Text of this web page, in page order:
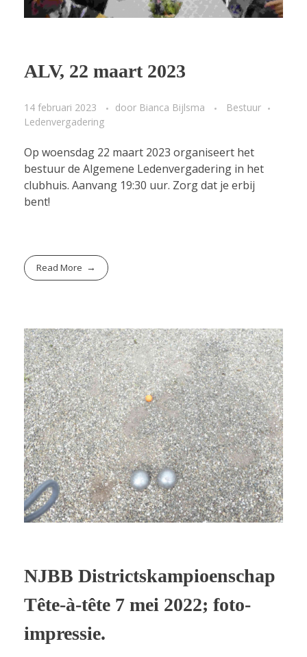
ALV, 22 maart 2023
14 februari 2023 door Bianca Bijlsma
Bestuur
Ledenvergadering
Op woensdag 22 maart 2023 organiseert het
bestuur de Algemene Ledenvergadering in het
clubhuis. Aanvang 19:30 uur. Zorg dat je erbij
bent!
Read More
NJBB Districtskampioenschap
Tête-à-tête 7 mei 2022; foto-
impressie.